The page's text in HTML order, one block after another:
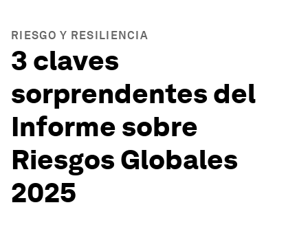
RIESGO Y RESILIENCIA
3 claves
sorprendentes del
Informe sobre
Riesgos Globales
2025